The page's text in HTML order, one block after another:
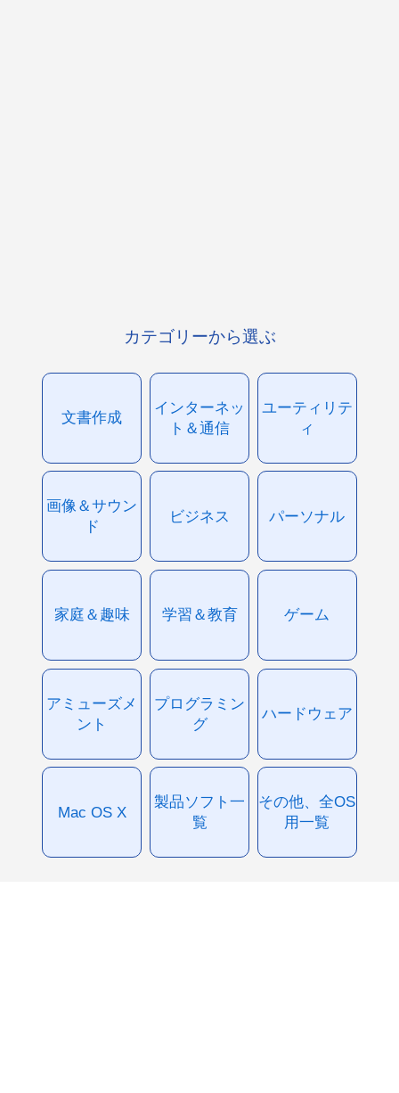
カテゴリーから選ぶ
文書作成
インターネッ
ト＆通信
ユーティリテ
ィ
画像＆サウン
ド
ビジネス パーソナル
家庭＆趣味 学習＆教育 ゲーム
アミューズメ
ント
プログラミン
グ
ハードウェア
Mac OS X
製品ソフト一
覧
その他、全OS
用一覧